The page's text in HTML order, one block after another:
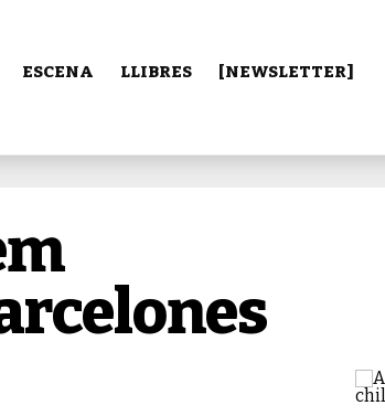
ESCENA LLIBRES [NEWSLETTER]